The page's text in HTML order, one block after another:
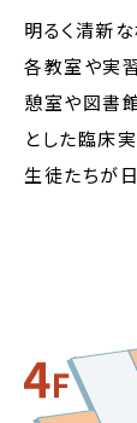
明るく清新な
各教室や実
憩室や図書
とした臨床
生徒たちが